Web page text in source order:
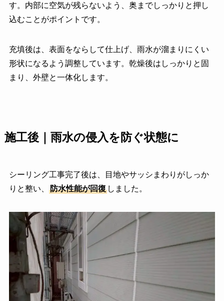
す。内部に空気が残らないよう、奥までしっかりと押し
込むことがポイントです。
充填後は、表面をならして仕上げ、雨水が溜まりにくい
形状になるよう調整しています。乾燥後はしっかりと固
まり、外壁と一体化します。
施工後｜雨水の侵入を防ぐ状態に
シーリング工事完了後は、目地やサッシまわりがしっか
りと整い、
防水性能が回復しました。